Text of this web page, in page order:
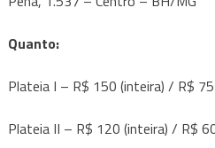
Quanto:
Plateia I – R$ 150 (inteira) / R$
Plateia II – R$ 120 (inteira) / R$